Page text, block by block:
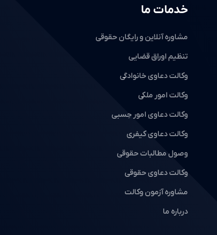
خدمات ما
مشاوره آنلاین و رایگان حقوقی
تنظیم اوراق قضایی
وکالت دعاوی خانوادگی
وکالت امور ملکی
وکالت دعاوی امور حِسبی
وکالت دعاوی کیفری
وصول مطالبات حقوقی
وکالت دعاوی حقوقی
مشاوره آزمون وکالت
درباره ما